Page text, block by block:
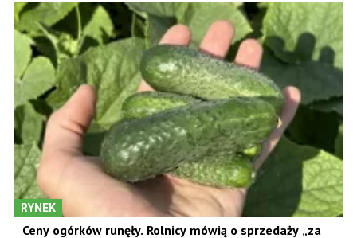
RYNEK
Ceny ogórków runęły. Rolnicy mówią o sprzedaży „za